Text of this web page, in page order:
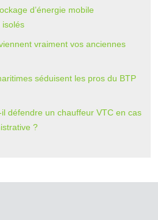
d’énergie mobile
isolés
vraiment vos anciennes
séduisent les pros du BTP
défendre un chauffeur VTC en cas
?